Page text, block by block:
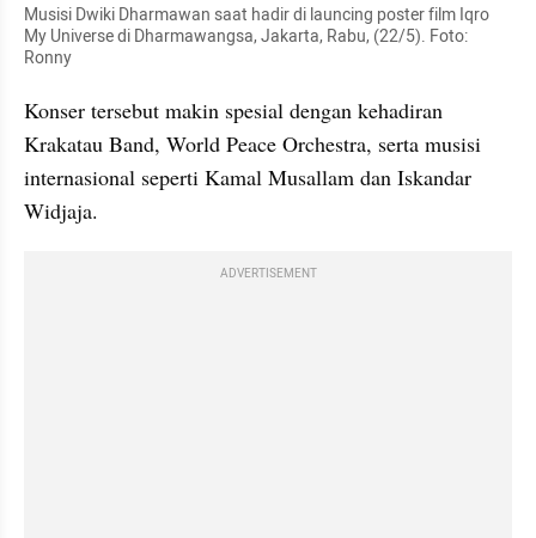
Musisi Dwiki Dharmawan saat hadir di launcing poster film Iqro
My Universe di Dharmawangsa, Jakarta, Rabu, (22/5). Foto:
Ronny
Konser tersebut makin spesial dengan kehadiran
Krakatau Band, World Peace Orchestra, serta musisi
internasional seperti Kamal Musallam dan Iskandar
Widjaja.
ADVERTISEMENT